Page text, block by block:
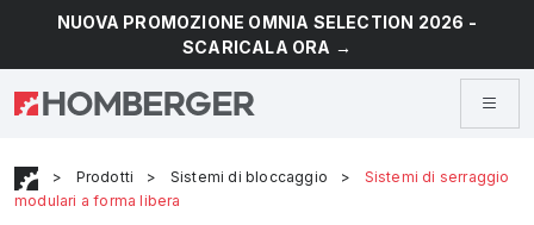
NUOVA PROMOZIONE OMNIA SELECTION 2026 -
SCARICALA ORA →
> Prodotti > Sistemi di bloccaggio >
Sistemi di serraggio
modulari a forma libera